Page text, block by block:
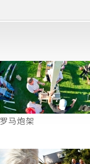
罗马炮架